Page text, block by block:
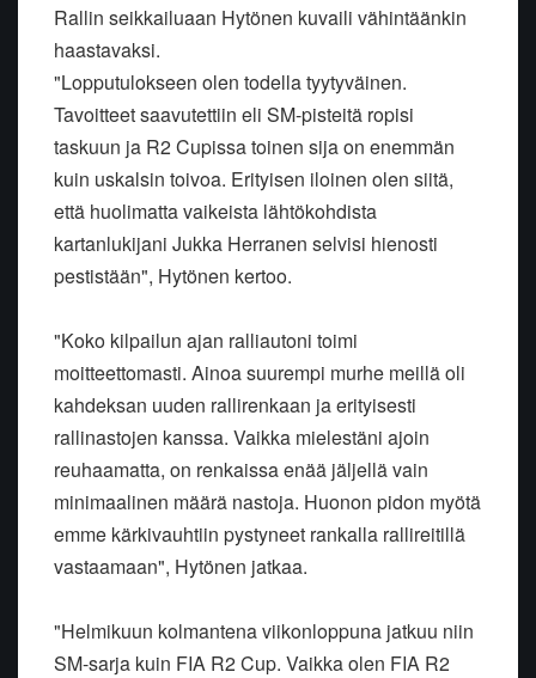
Rallin seikkailuaan Hytönen kuvaili vähintäänkin
haastavaksi.
"Lopputulokseen olen todella tyytyväinen.
Tavoitteet saavutettiin eli SM-pisteitä ropisi
taskuun ja R2 Cupissa toinen sija on enemmän
kuin uskalsin toivoa. Erityisen iloinen olen siitä,
että huolimatta vaikeista lähtökohdista
kartanlukijani Jukka Herranen selvisi hienosti
pestistään", Hytönen kertoo.
"Koko kilpailun ajan ralliautoni toimi
moitteettomasti. Ainoa suurempi murhe meillä oli
kahdeksan uuden rallirenkaan ja erityisesti
rallinastojen kanssa. Vaikka mielestäni ajoin
reuhaamatta, on renkaissa enää jäljellä vain
minimaalinen määrä nastoja. Huonon pidon myötä
emme kärkivauhtiin pystyneet rankalla rallireitillä
vastaamaan", Hytönen jatkaa.
"Helmikuun kolmantena viikonloppuna jatkuu niin
SM-sarja kuin FIA R2 Cup. Vaikka olen FIA R2